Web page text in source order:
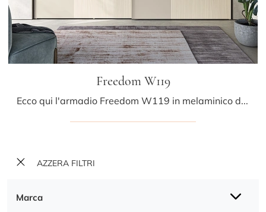
AZZERA FILTRI
Marca
Freedom W119
Ecco qui l'armadio Freedom W119 in melaminico di Colombini Casa! Una ricca gamma di armadi a muro con ante scorrevoli.